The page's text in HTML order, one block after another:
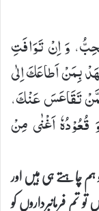
وَ اِنْ تَوَافَتِ
بِمَنْ اَطاعَكَ اِلٰی
تَقَاعَسَ عَنْكَ،
قُعُوْدُهٗ اَغْنٰی مِنْ
چاہتے ہی ہیں اور
تم فرمانبرداروں کو